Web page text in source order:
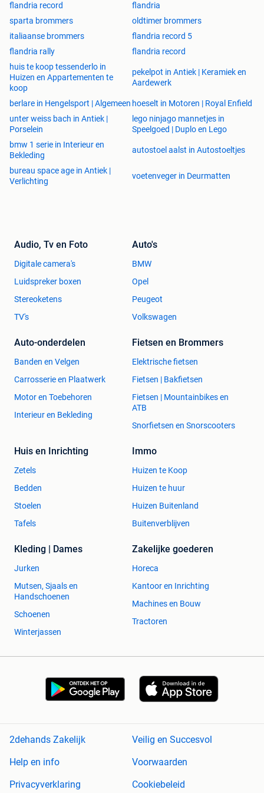
daarom op met handelen via andere kanalen, zoals
WhatsApp. Meer tips om veilig te handelen lees je hier.
Telefoonnummer(optioneel)
Je locatie
België
Buitenland
Postcode(verplicht)
De 2dehands Gebruiksvoorwaarden zijn van toepassing.
karcoma( de beste),4 vitesse hendels originele en
gebruikte, nieuw van model 1962 en van model
1968.uitlaten omhoog originele en nagemaakte,uitlaten
beneden nieuw, uitlaten model 1964 met de dunne pijpjes
omhoog maar die zijn schaars,banden, heidenau banden
flandria record
flandria
sparta brommers
oldtimer brommers
italiaanse brommers
flandria record 5
flandria rally
flandria record
huis te koop tessenderlo in
Huizen en Appartementen te
koop
pekelpot in Antiek | Keramiek en
Aardewerk
berlare in Hengelsport | Algemeen hoeselt in Motoren | Royal Enfield
unter weiss bach in Antiek |
Porselein
lego ninjago mannetjes in
Speelgoed | Duplo en Lego
bmw 1 serie in Interieur en
Bekleding
autostoel aalst in Autostoeltjes
bureau space age in Antiek |
Verlichting
voetenveger in Deurmatten
Audio, Tv en Foto
Digitale camera's
Luidspreker boxen
Stereoketens
TV's
Auto's
BMW
Opel
Peugeot
Volkswagen
Auto-onderdelen
Banden en Velgen
Carrosserie en Plaatwerk
Motor en Toebehoren
Interieur en Bekleding
Fietsen en Brommers
Elektrische fietsen
Fietsen | Bakfietsen
Fietsen | Mountainbikes en
ATB
Snorfietsen en Snorscooters
Huis en Inrichting
Zetels
Bedden
Stoelen
Tafels
Immo
Huizen te Koop
Huizen te huur
Huizen Buitenland
Buitenverblijven
Kleding | Dames
Jurken
Mutsen, Sjaals en
Handschoenen
Schoenen
Winterjassen
Zakelijke goederen
Horeca
Kantoor en Inrichting
Machines en Bouw
Tractoren
2dehands Zakelijk
Veilig en Succesvol
Help en info
Voorwaarden
Privacyverklaring
Cookiebeleid